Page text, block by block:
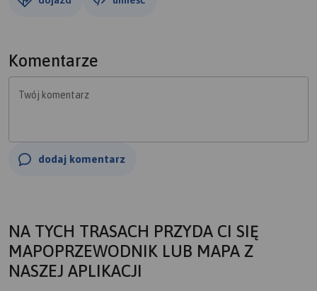
Komentarze
Twój komentarz
dodaj komentarz
NA TYCH TRASACH PRZYDA CI SIĘ
MAPOPRZEWODNIK LUB MAPA Z
NASZEJ APLIKACJI